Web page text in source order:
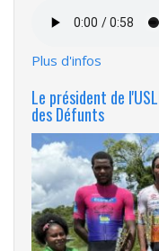
audio
Plus d'infos
Le président de
des Défunts